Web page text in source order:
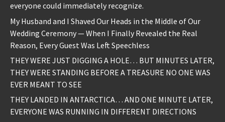
everyone could immediately recognize.
My Husband and I Shaved Our Heads in the Middle of Our
Wedding Ceremony — When I Finally Revealed the Real
Reason, Every Guest Was Left Speechless
THEY WERE JUST DIGGING A HOLE… BUT MINUTES LATER,
THEY WERE STANDING BEFORE A TREASURE NO ONE WAS
EVER MEANT TO SEE
THEY LANDED IN ANTARCTICA… AND ONE MINUTE LATER,
EVERYONE WAS RUNNING IN DIFFERENT DIRECTIONS